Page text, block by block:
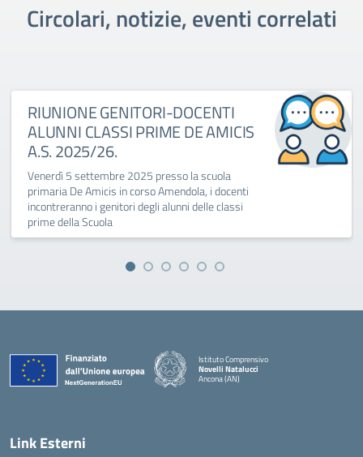
Circolari, notizie, eventi correlati
RIUNIONE GENITORI-DOCENTI
ALUNNI CLASSI PRIME DE AMICIS
A.S. 2025/26.
Venerdì 5 settembre 2025 presso la scuola
primaria De Amicis in corso Amendola, i docenti
incontreranno i genitori degli alunni delle classi
prime della Scuola
Istituto Comprensivo
Novelli Natalucci
Ancona (AN)
Link Esterni